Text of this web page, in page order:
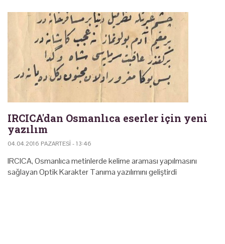
IRCICA'dan Osmanlıca eserler için yeni
yazılım
04.04.2016 PAZARTESI - 13:46
IRCICA, Osmanlıca metinlerde kelime araması yapılmasını
sağlayan Optik Karakter Tanıma yazılımını geliştirdi